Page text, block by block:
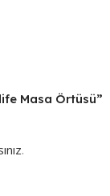
Masa Örtüsü”
.